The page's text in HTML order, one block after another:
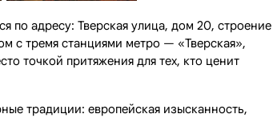
по адресу: Тверская улица, дом 20, строение
с тремя станциями метро — «Тверская»,
точкой притяжения для тех, кто ценит
традиции: европейская изысканность,